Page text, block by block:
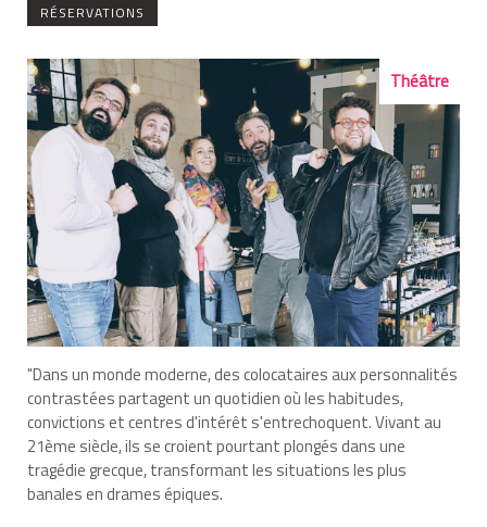
RÉSERVATIONS
Théâtre
"Dans un monde moderne, des colocataires aux personnalités
contrastées partagent un quotidien où les habitudes,
convictions et centres d'intérêt s'entrechoquent. Vivant au
21ème siècle, ils se croient pourtant plongés dans une
tragédie grecque, transformant les situations les plus
banales en drames épiques.